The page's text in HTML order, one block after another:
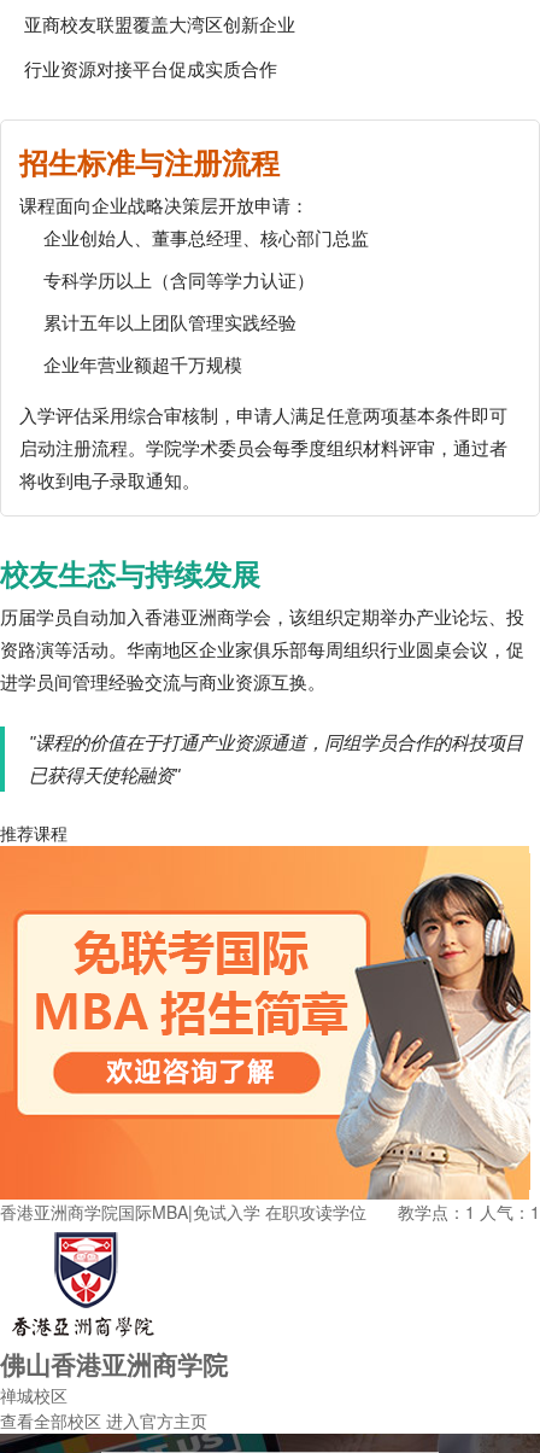
亚商校友联盟覆盖大湾区创新企业
行业资源对接平台促成实质合作
招生标准与注册流程
课程面向企业战略决策层开放申请：
企业创始人、董事总经理、核心部门总监
专科学历以上（含同等学力认证）
累计五年以上团队管理实践经验
企业年营业额超千万规模
入学评估采用综合审核制，申请人满足任意两项基本条件即可
启动注册流程。学院学术委员会每季度组织材料评审，通过者
将收到电子录取通知。
校友生态与持续发展
历届学员自动加入香港亚洲商学会，该组织定期举办产业论坛、投
资路演等活动。华南地区企业家俱乐部每周组织行业圆桌会议，促
进学员间管理经验交流与商业资源互换。
"课程的价值在于打通产业资源通道，同组学员合作的科技项目
已获得天使轮融资"
推荐课程
香港亚洲商学院国际MBA|免试入学 在职攻读学位 教学点：1 人气：1
佛山香港亚洲商学院
禅城校区
查看全部校区 进入官方主页